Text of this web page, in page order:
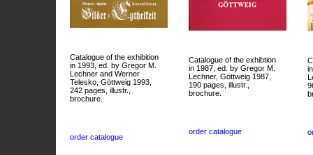
Catalogue of the exhibition
in 1993, ed. by Gregor M.
Lechner and Werner
Telesko, Göttweig 1993,
242 pages, illustr.,
brochure.
order catalogue
Catalogue of the exhibtion
in 1987, ed. by Gregor M.
Lechner, Göttweig 1987,
190 pages, illustr.,
brochure.
order catalogue